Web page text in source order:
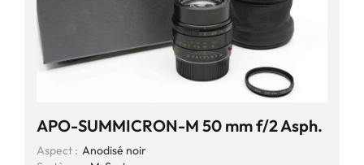
APO-SUMMICRON-M 50 mm f/2 Asph.
Aspect : Anodisé noir